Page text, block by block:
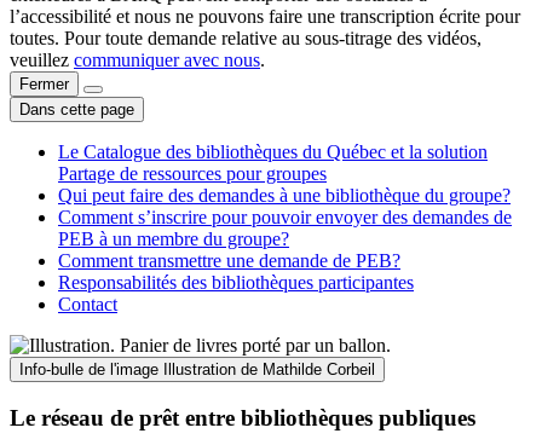
l’accessibilité et nous ne pouvons faire une transcription écrite pour
toutes. Pour toute demande relative au sous-titrage des vidéos,
veuillez communiquer avec nous.
Fermer
Dans cette page
Le Catalogue des bibliothèques du Québec et la solution
Partage de ressources pour groupes
Qui peut faire des demandes à une bibliothèque du groupe?
Comment s’inscrire pour pouvoir envoyer des demandes de
PEB à un membre du groupe?
Comment transmettre une demande de PEB?
Responsabilités des bibliothèques participantes
Contact
Info-bulle de l'image Illustration de Mathilde Corbeil
Le réseau de prêt entre bibliothèques publiques